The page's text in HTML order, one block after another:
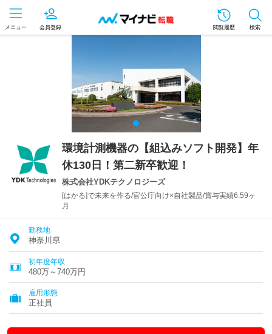
メニュー 会員登録 閲覧履歴 検索
環境計測機器の【組込みソフト開発】年
休130日！第二新卒歓迎！
株式会社YDKテクノロジーズ
[はかる]で未来を作る/官公庁向け×自社製品/賞与実績6.59ヶ
月
勤務地
神奈川県
初年度年収
480万～740万円
雇用形態
正社員